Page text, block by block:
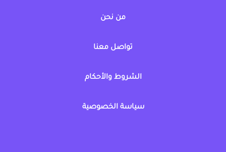
من نحن
تواصل معنا
الشروط والأحكام
سياسة الخصوصية